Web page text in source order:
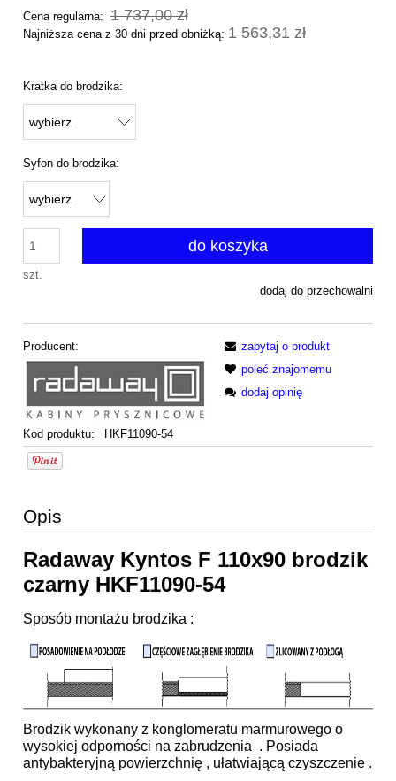
Cena regularna: 1 737,00 zł
Najniższa cena z 30 dni przed obniżką: 1 563,31 zł
Kratka do brodzika:
Syfon do brodzika:
szt.
do koszyka
dodaj do przechowalni
Producent:
Kod produktu: HKF11090-54
zapytaj o produkt
poleć znajomemu
dodaj opinię
Opis
Radaway Kyntos F 110x90 brodzik
czarny HKF11090-54
Sposób montażu brodzika :
Brodzik wykonany z konglomeratu marmurowego o
wysokiej odporności na zabrudzenia . Posiada
antybakteryjną powierzchnię , ułatwiającą czyszczenie .